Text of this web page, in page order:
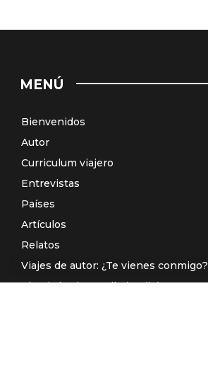
MENÚ
Bienvenidos
Autor
Curriculum viajero
Entrevistas
Países
Artículos
Relatos
Viajes de autor: ¿Te vienes conmigo?
El Galeón de Manila (Radio)